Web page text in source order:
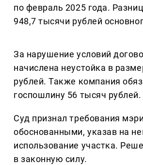
по февраль 2025 года.
948,7 тысячи рублей
За нарушение условий
начислена неустойка в
рублей. Также компания
госпошлину 56 тысяч рублей.
Суд признал требования
обоснованными, указав на
использование участка.
в законную силу.